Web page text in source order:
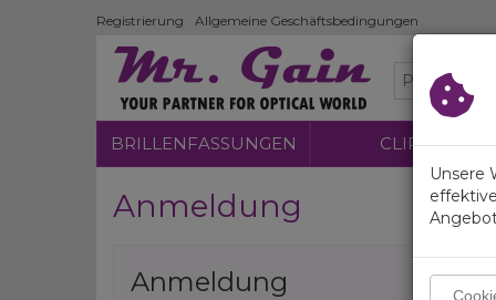
Unsere
Registrierung Allgemeine Geschäftsbedingungen
BRILLENFASSUNGEN CLIP-ON
Anmeldung
Anmeldung